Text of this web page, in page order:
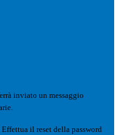
inviato un messaggio
il reset della password